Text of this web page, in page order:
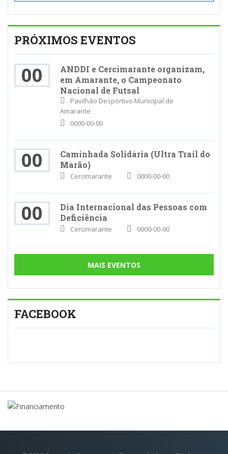
PRÓXIMOS EVENTOS
00
ANDDI e Cercimarante organizam,
em Amarante, o Campeonato
Nacional de Futsal
Pavilhão Desportivo Municipal de
Amarante
0000-00-00
00
Caminhada Solidária (Ultra Trail do
Marão)
Cercimarante 0000-00-00
00
Dia Internacional das Pessoas com
Deficiência
Cercimarante 0000-00-00
MAIS EVENTOS
FACEBOOK